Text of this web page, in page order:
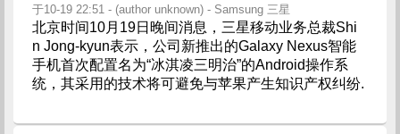
于10-19 22:51 - (author unknown) - Samsung 三星
北京时间10月19日晚间消息，三星移动业务总裁Shi
n Jong-kyun表示，公司新推出的Galaxy Nexus智能
手机首次配置名为“冰淇凌三明治”的Android操作系
统，其采用的技术将可避免与苹果产生知识产权纠纷.